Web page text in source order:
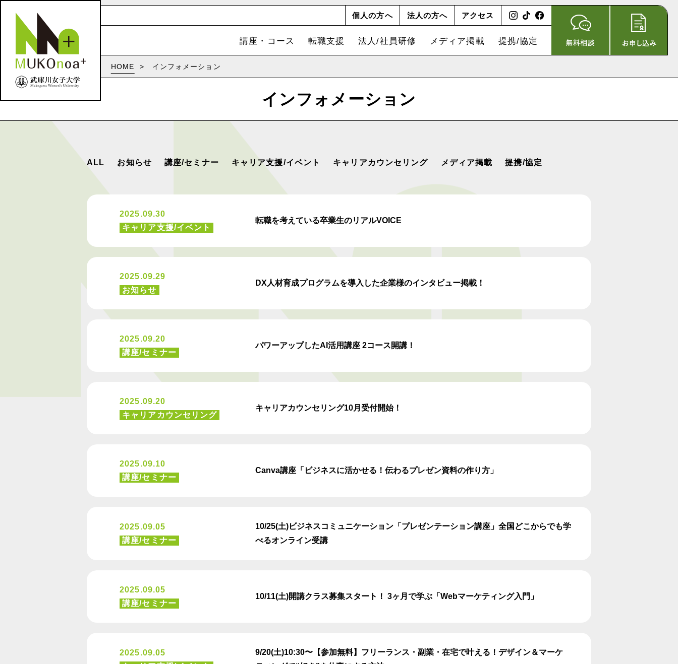
個人の方へ 法人の方へ アクセス
講座・コース 転職支援 法人/社員研修 メディア掲載 提携/協定
HOME インフォメーション
インフォメーション
ALL お知らせ 講座/セミナー キャリア支援/イベント キャリアカウンセリング メディア掲載 提携/協定
2025.09.30
キャリア支援/イベント
転職を考えている卒業生のリアルVOICE
2025.09.29
お知らせ
DX人材育成プログラムを導入した企業様のインタビュー掲載！
2025.09.20
講座/セミナー
パワーアップしたAI活用講座 2コース開講！
2025.09.20
キャリアカウンセリング
キャリアカウンセリング10月受付開始！
2025.09.10
講座/セミナー
Canva講座「ビジネスに活かせる！伝わるプレゼン資料の作り方」
2025.09.05
講座/セミナー
10/25(土)ビジネスコミュニケーション「プレゼンテーション講座」全国どこからでも学
べるオンライン受講
2025.09.05
講座/セミナー
10/11(土)開講クラス募集スタート！ 3ヶ月で学ぶ「Webマーケティング入門」
2025.09.05
9/20(土)10:30〜【参加無料】フリーランス・副業・在宅で叶える！デザイン＆マーケ